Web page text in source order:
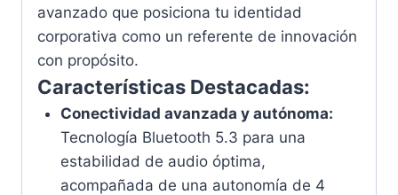
avanzado que posiciona tu identidad
corporativa como un referente de innovación
con propósito.
Características Destacadas:
Conectividad avanzada y autónoma:
Tecnología Bluetooth 5.3 para una
estabilidad de audio óptima,
acompañada de una autonomía de 4